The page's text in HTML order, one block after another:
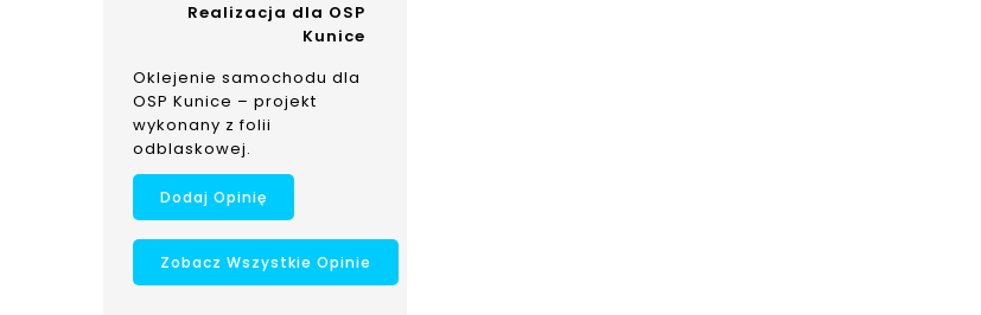
Realizacja dla OSP
Kunice
Oklejenie samochodu dla
OSP Kunice – projekt
wykonany z folii
odblaskowej.
Dodaj Opinię
Zobacz Wszystkie Opinie